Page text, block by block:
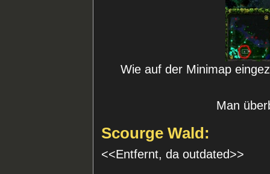
Wie auf der Minimap
Man
Scourge Wald:
<<Entfernt, da outdated>>